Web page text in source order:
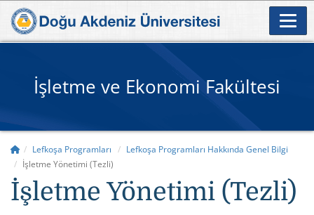
İşletme ve Ekonomi Fakültesi
Lefkoşa Programları
Lefkoşa Programları Hakkında Genel Bilgi
İşletme Yönetimi (Tezli)
İşletme Yönetimi (Tezli)